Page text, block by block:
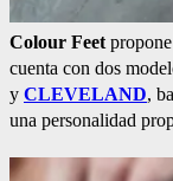
Colour Feet
cuenta con dos
y CLEVELAND,
una personalidad